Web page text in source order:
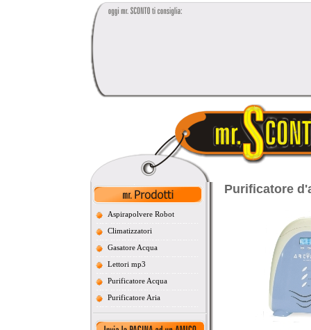
Aspirapolvere Robot
Climatizzatori
Gasatore Acqua
Lettori mp3
Purificatore Acqua
Purificatore Aria
Purificatore